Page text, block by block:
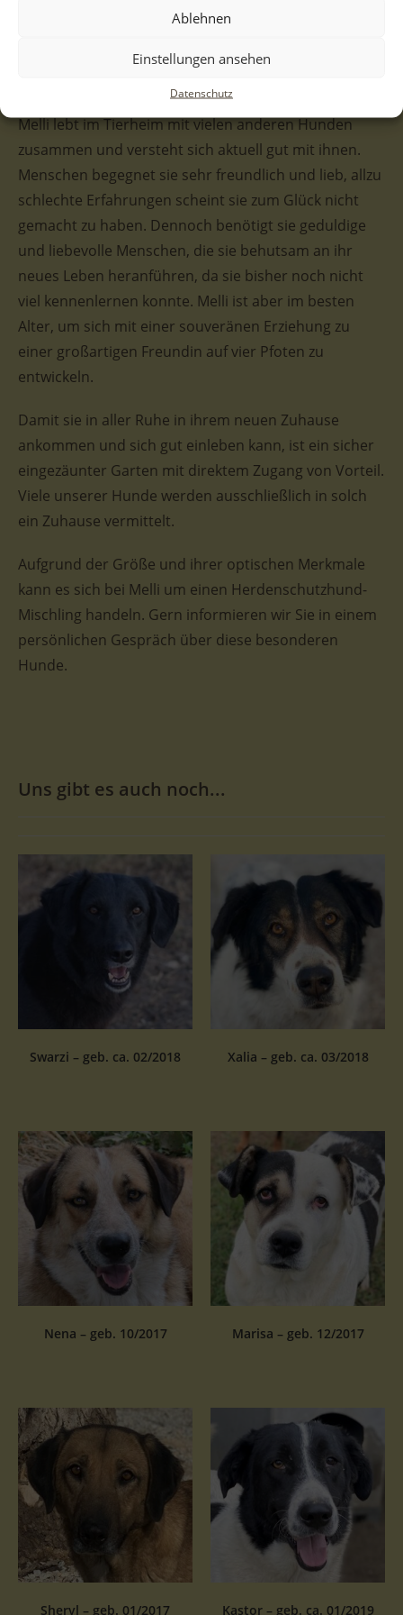
Ablehnen
Einstellungen ansehen
Datenschutz
gibt, die genau hingucken und sich in unsere edle
Melli lebt im Tierheim mit vielen anderen Hunden
zusammen und versteht sich aktuell gut mit ihnen.
Menschen begegnet sie sehr freundlich und lieb, allzu
schlechte Erfahrungen scheint sie zum Glück nicht
gemacht zu haben. Dennoch benötigt sie geduldige
und liebevolle Menschen, die sie behutsam an ihr
neues Leben heranführen, da sie bisher noch nicht
viel kennenlernen konnte. Melli ist aber im besten
Alter, um sich mit einer souveränen Erziehung zu
einer großartigen Freundin auf vier Pfoten zu
entwickeln.
Damit sie in aller Ruhe in ihrem neuen Zuhause
ankommen und sich gut einleben kann, ist ein sicher
eingezäunter Garten mit direktem Zugang von Vorteil.
Viele unserer Hunde werden ausschließlich in solch
ein Zuhause vermittelt.
Aufgrund der Größe und ihrer optischen Merkmale
kann es sich bei Melli um einen Herdenschutzhund-
Mischling handeln. Gern informieren wir Sie in einem
persönlichen Gespräch über diese besonderen
Hunde.
Uns gibt es auch noch...
Swarzi – geb. ca. 02/2018 Xalia – geb. ca. 03/2018
Nena – geb. 10/2017 Marisa – geb. 12/2017
Sheryl – geb. 01/2017 Kastor – geb. ca. 01/2019